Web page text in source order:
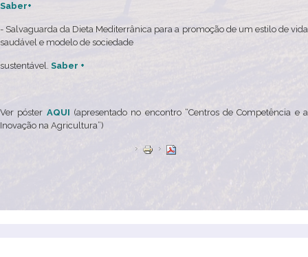
Saber+
- Salvaguarda da Dieta Mediterrânica para a promoção de um estilo de vida
saudável e modelo de sociedade
sustentável. Saber +
Ver póster AQUI (apresentado no encontro “Centros de Competência e a
Inovação na Agricultura”)